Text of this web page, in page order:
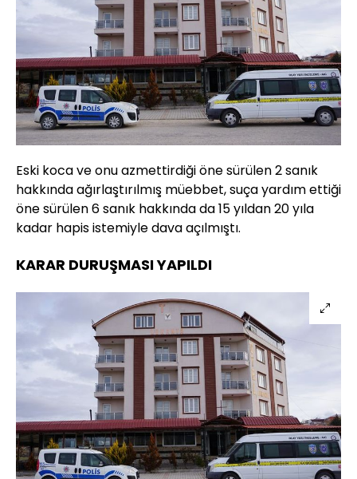
Eski koca ve onu azmettirdiği öne sürülen 2 sanık
hakkında ağırlaştırılmış müebbet, suça yardım ettiği
öne sürülen 6 sanık hakkında da 15 yıldan 20 yıla
kadar hapis istemiyle dava açılmıştı.
KARAR DURUŞMASI YAPILDI